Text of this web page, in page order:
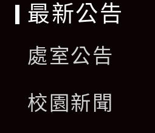
最新公告
處室公告
校園新聞